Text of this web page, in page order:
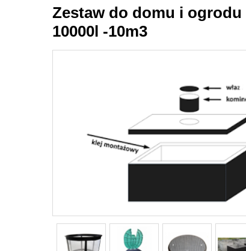
Zestaw do domu i
10000l -10m3